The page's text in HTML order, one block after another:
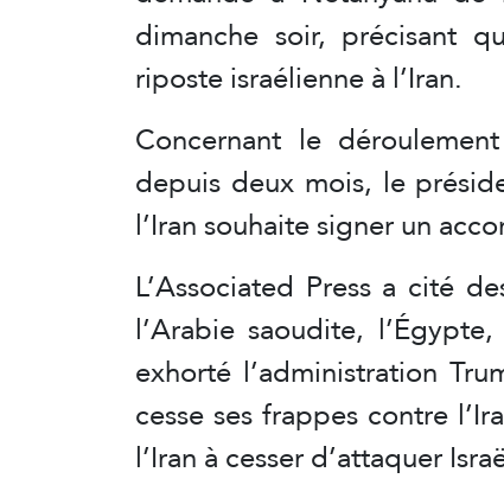
dimanche soir, précisant
riposte israélienne à l’Iran.
Concernant le
depuis deux mois, le
l’Iran souhaite signer un
L’Associated Press a cité
l’Arabie saoudite,
exhorté l’administration
cesse ses frappes contre
l’Iran à cesser d’attaquer